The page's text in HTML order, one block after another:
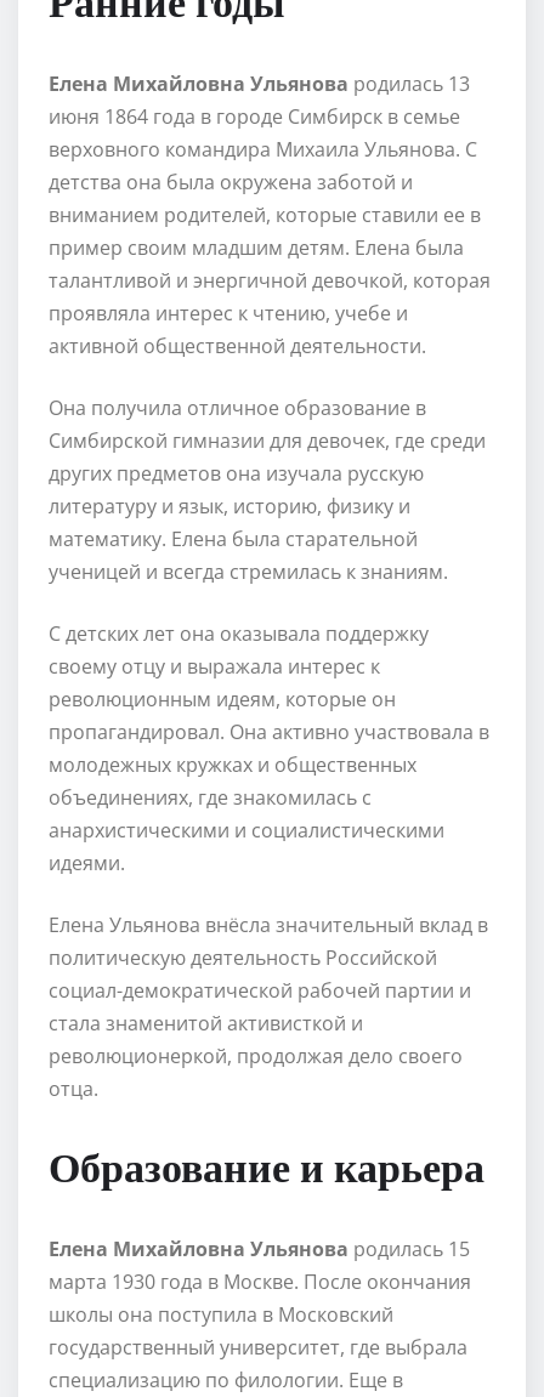
Елена Михайловна Ульянова родилась 13
июня 1864 года в городе Симбирск в семье
верховного командира Михаила Ульянова. С
детства она была окружена заботой и
вниманием родителей, которые ставили ее в
пример своим младшим детям. Елена была
талантливой и энергичной девочкой, которая
проявляла интерес к чтению, учебе и
активной общественной деятельности.
Она получила отличное образование в
Симбирской гимназии для девочек, где среди
других предметов она изучала русскую
литературу и язык, историю, физику и
математику. Елена была старательной
ученицей и всегда стремилась к знаниям.
С детских лет она оказывала поддержку
своему отцу и выражала интерес к
революционным идеям, которые он
пропагандировал. Она активно участвовала в
молодежных кружках и общественных
объединениях, где знакомилась с
анархистическими и социалистическими
идеями.
Елена Ульянова внёсла значительный вклад в
политическую деятельность Российской
социал-демократической рабочей партии и
стала знаменитой активисткой и
революционеркой, продолжая дело своего
отца.
Образование и карьера
Елена Михайловна Ульянова родилась 15
марта 1930 года в Москвe. После окончания
школы она поступила в Московский
государственный университет, где выбрала
специализацию по филологии. Еще в